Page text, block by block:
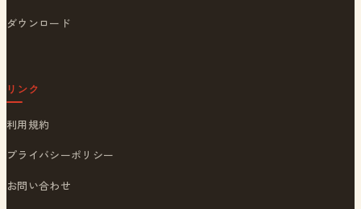
ダウンロード
リンク
利用規約
プライバシーポリシー
お問い合わせ